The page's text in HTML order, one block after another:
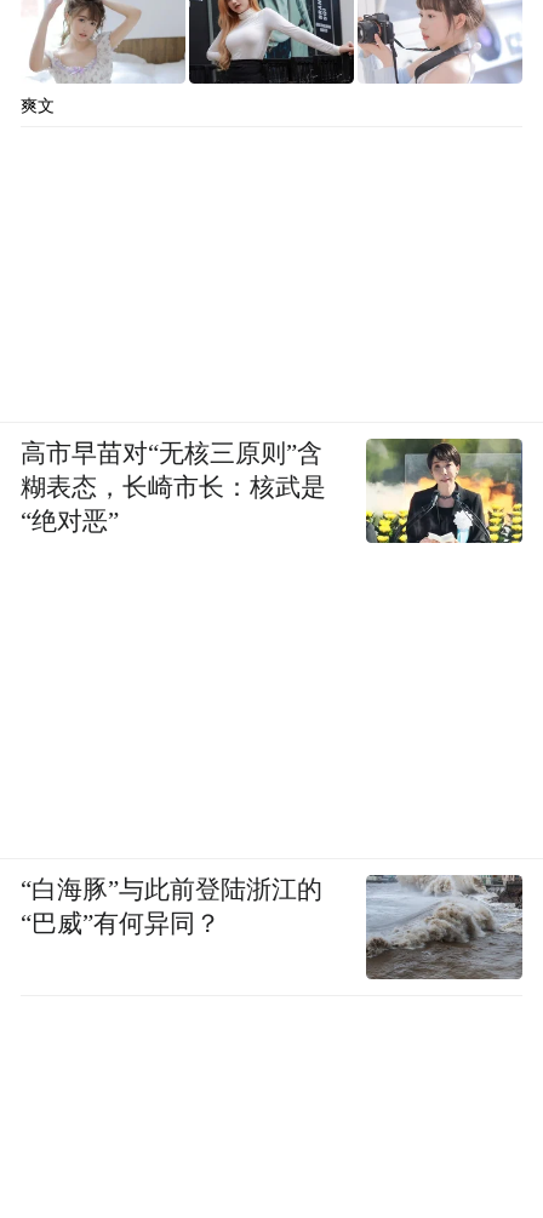
爽文
高市早苗对“无核三原则”含
糊表态，长崎市长：核武是
“绝对恶”
“白海豚”与此前登陆浙江的
“巴威”有何异同？